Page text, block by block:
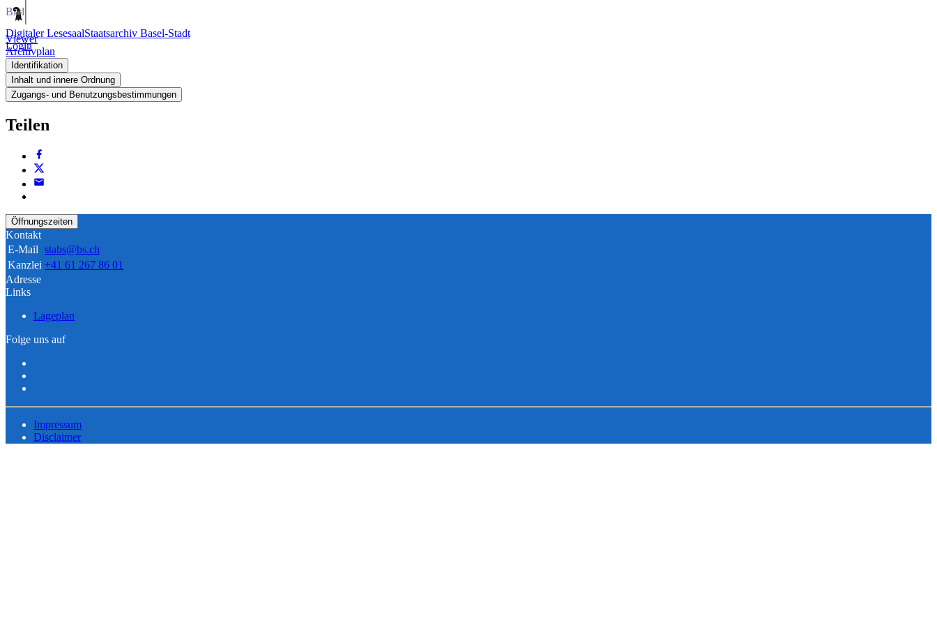
Digitaler LesesaalStaatsarchiv Basel-Stadt
Login
Bild
Viewer
Archivplan
Identifikation
Inhalt und innere Ordnung
Zugangs- und Benutzungsbestimmungen
Teilen
Öffnungszeiten
Kontakt
E-Mail stabs@bs.ch
Kanzlei +41 61 267 86 01
Adresse
Links
Lageplan
Folge uns auf
Impressum
Disclaimer